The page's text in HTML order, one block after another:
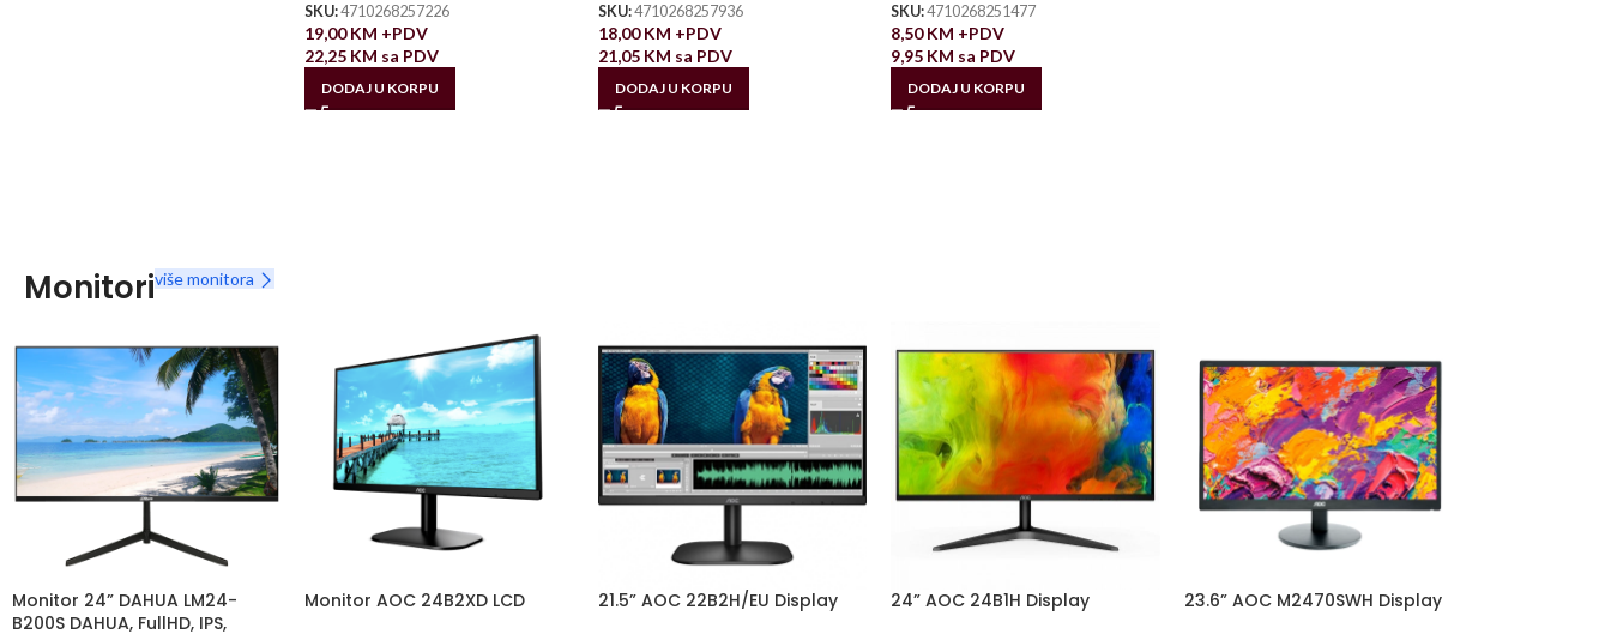
SKU:4710268257226
19,00KM +PDV
22,25 KM sa PDV
DODAJ U KORPU
SKU:4710268257936
18,00KM +PDV
21,05 KM sa PDV
DODAJ U KORPU
SKU:4710268251477
8,50KM +PDV
9,95 KM sa PDV
DODAJ U KORPU
Monitoriviše monitora
Monitor 24” DAHUA LM24-
B200S DAHUA, FullHD, IPS,
Monitor AOC 24B2XD LCD 21.5” AOC 22B2H/EU Display 24” AOC 24B1H Display 23.6” AOC M2470SWH Display